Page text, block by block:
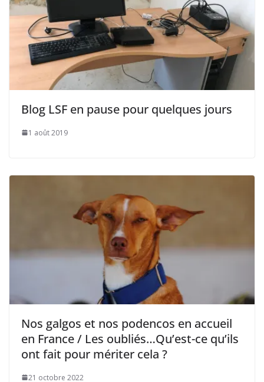
Blog LSF en pause pour quelques jours
1 août 2019
Nos galgos et nos podencos en accueil
en France / Les oubliés…Qu’est-ce qu’ils
ont fait pour mériter cela ?
21 octobre 2022